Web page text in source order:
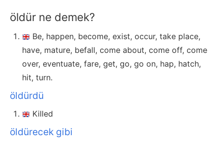
öldür ne demek?
Be, happen, become, exist, occur, take place,
have, mature, befall, come about, come off, come
over, eventuate, fare, get, go, go on, hap, hatch,
hit, turn.
öldürdü
Killed
öldürecek gibi